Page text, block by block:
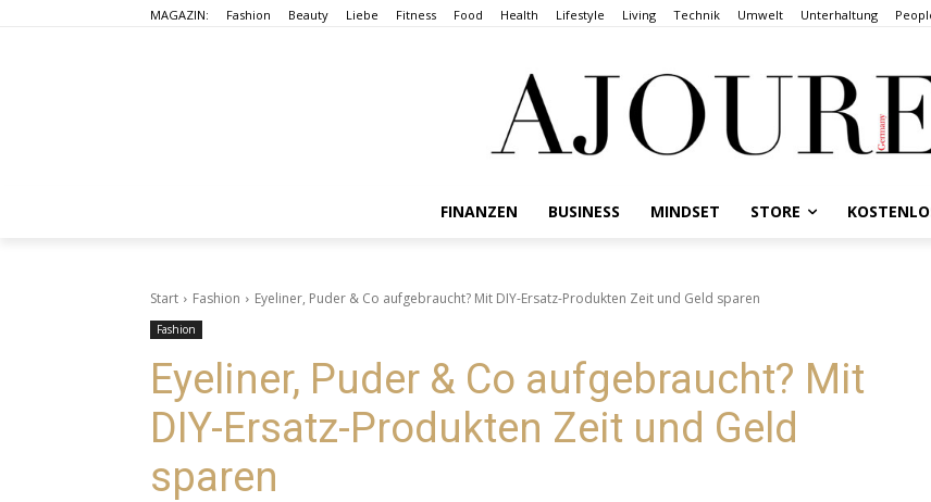
MAGAZIN: Fashion Beauty Liebe Fitness Food Health Lifestyle Living Technik Umwelt Unterhaltung
FINANZEN BUSINESS MINDSET STORE
Start Fashion Eyeliner, Puder & Co aufgebraucht? Mit DIY-Ersatz-Produkten Zeit und Geld sparen
Fashion
Eyeliner, Puder & Co aufgebraucht? Mit
DIY-Ersatz-Produkten Zeit und Geld
sparen